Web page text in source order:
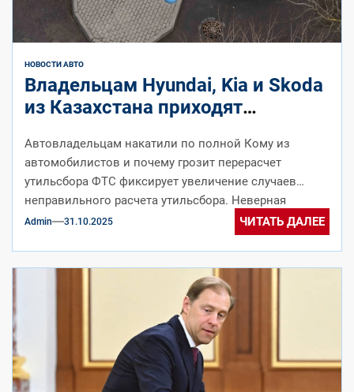
НОВОСТИ АВТО
Владельцам Hyundai, Kia и Skoda
из Казахстана приходят
Автовладельцам накатили по полной Кому из
автомобилистов и почему грозит перерасчет
утильсбора ФТС фиксирует увеличение случаев
неправильного расчета утильсбора. Неверная
формула привела к доначислению крупных...
Admin 31.10.2025 ЧИТАТЬ ДАЛЕЕ